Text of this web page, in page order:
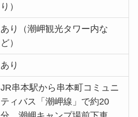
り）
あり（潮岬観光タワー内な
ど）
あり
JR串本駅から串本町コミュニ
ティバス「潮岬線」で約20